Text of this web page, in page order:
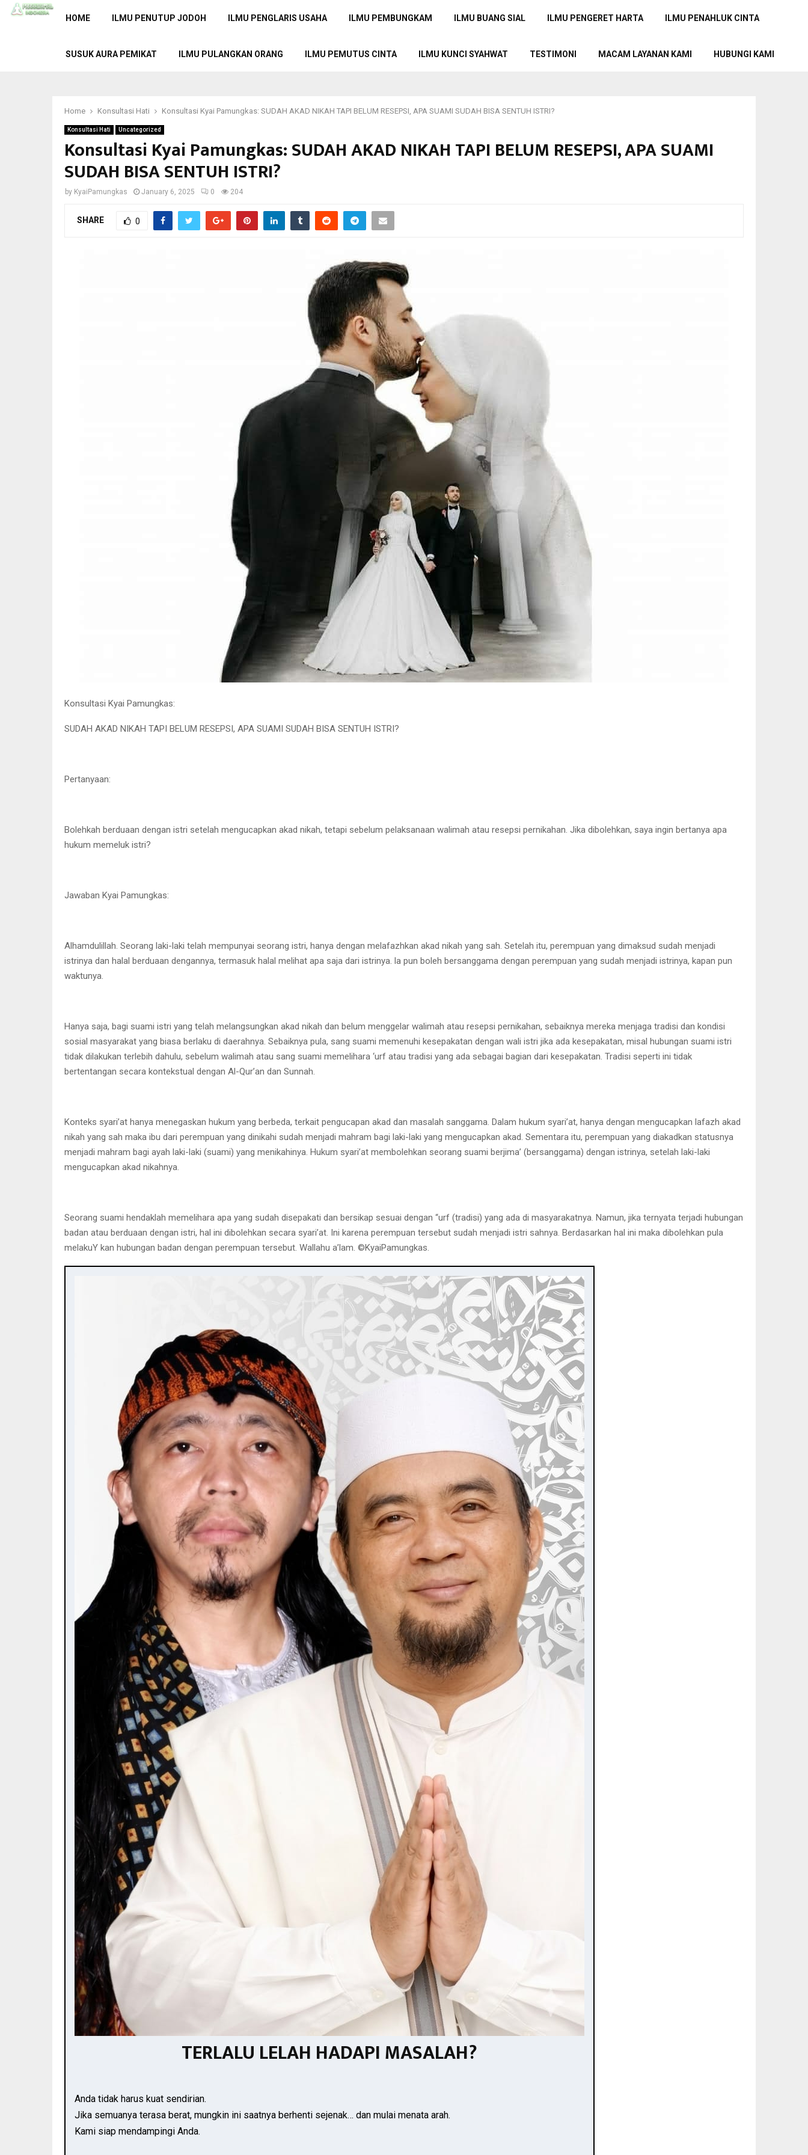
HOME ILMU PENUTUP JODOH ILMU PENGLARIS USAHA ILMU PEMBUNGKAM ILMU BUANG SIAL ILMU PENGERET HARTA ILMU PENAHLUK CINTA
SUSUK AURA PEMIKAT ILMU PULANGKAN ORANG ILMU PEMUTUS CINTA ILMU KUNCI SYAHWAT TESTIMONI MACAM LAYANAN KAMI HUBUNGI KAMI
Home Konsultasi Hati Konsultasi Kyai Pamungkas: SUDAH AKAD NIKAH TAPI BELUM RESEPSI, APA SUAMI SUDAH BISA SENTUH ISTRI?
Konsultasi Hati Uncategorized
Konsultasi Kyai Pamungkas: SUDAH AKAD NIKAH TAPI BELUM RESEPSI, APA SUAMI
SUDAH BISA SENTUH ISTRI?
by KyaiPamungkas January 6, 2025 0 204
SHARE 0
Konsultasi Kyai Pamungkas:
SUDAH AKAD NIKAH TAPI BELUM RESEPSI, APA SUAMI SUDAH BISA SENTUH ISTRI?
Pertanyaan:
Bolehkah berduaan dengan istri setelah mengucapkan akad nikah, tetapi sebelum pelaksanaan walimah atau resepsi pernikahan. Jika dibolehkan, saya ingin bertanya apa
hukum memeluk istri?
Jawaban Kyai Pamungkas:
Alhamdulillah. Seorang laki-laki telah mempunyai seorang istri, hanya dengan melafazhkan akad nikah yang sah. Setelah itu, perempuan yang dimaksud sudah menjadi
istrinya dan halal berduaan dengannya, termasuk halal melihat apa saja dari istrinya. la pun boleh bersanggama dengan perempuan yang sudah menjadi istrinya, kapan pun
waktunya.
Hanya saja, bagi suami istri yang telah melangsungkan akad nikah dan belum menggelar walimah atau resepsi pernikahan, sebaiknya mereka menjaga tradisi dan kondisi
sosial masyarakat yang biasa berlaku di daerahnya. Sebaiknya pula, sang suami memenuhi kesepakatan dengan wali istri jika ada kesepakatan, misal hubungan suami istri
tidak dilakukan terlebih dahulu, sebelum walimah atau sang suami memelihara ‘urf atau tradisi yang ada sebagai bagian dari kesepakatan. Tradisi seperti ini tidak
bertentangan secara kontekstual dengan Al-Qur’an dan Sunnah.
Konteks syari’at hanya menegaskan hukum yang berbeda, terkait pengucapan akad dan masalah sanggama. Dalam hukum syari’at, hanya dengan mengucapkan lafazh akad
nikah yang sah maka ibu dari perempuan yang dinikahi sudah menjadi mahram bagi laki-laki yang mengucapkan akad. Sementara itu, perempuan yang diakadkan statusnya
menjadi mahram bagi ayah laki-laki (suami) yang menikahinya. Hukum syari’at membolehkan seorang suami berjima’ (bersanggama) dengan istrinya, setelah laki-laki
mengucapkan akad nikahnya.
Seorang suami hendaklah memelihara apa yang sudah disepakati dan bersikap sesuai dengan “urf (tradisi) yang ada di masyarakatnya. Namun, jika ternyata terjadi hubungan
badan atau berduaan dengan istri, hal ini dibolehkan secara syari’at. Ini karena perempuan tersebut sudah menjadi istri sahnya. Berdasarkan hal ini maka dibolehkan pula
melakuY kan hubungan badan dengan perempuan tersebut. Wallahu a’lam. ©️KyaiPamungkas.
TERLALU LELAH HADAPI MASALAH?
Anda tidak harus kuat sendirian.
Jika semuanya terasa berat, mungkin ini saatnya berhenti sejenak… dan mulai menata arah.
Kami siap mendampingi Anda.